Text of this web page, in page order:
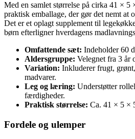
Med en samlet størrelse på cirka 41 × 5
praktisk emballage, der gør det nemt at
Det er et oplagt supplement til
børn efterligner hverdagens
Omfattende sæt: Indeholder 60
Aldersgruppe: Velegnet fra 3 år
Variation: Inkluderer frugt,
madvarer.
Leg og læring: Understøtter
færdigheder.
Praktisk størrelse: Ca. 41 × 5 ×
Fordele og ulemper